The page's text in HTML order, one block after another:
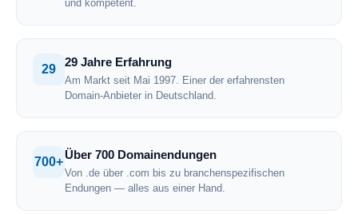
und kompetent.
29
29 Jahre Erfahrung
Am Markt seit Mai 1997. Einer der erfahrensten
Domain-Anbieter in Deutschland.
700+
Über 700 Domainendungen
Von .de über .com bis zu branchenspezifischen
Endungen — alles aus einer Hand.